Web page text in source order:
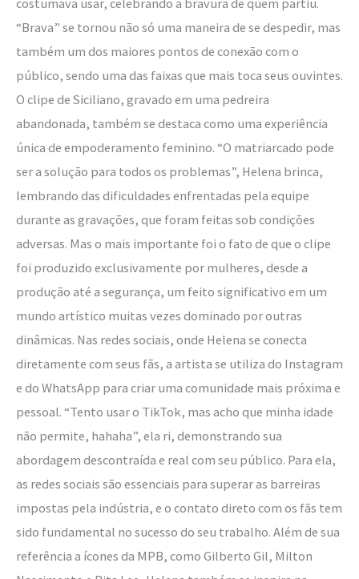
“Brava” se tornou não só uma maneira de se despedir, mas
também um dos maiores pontos de conexão com o
público, sendo uma das faixas que mais toca seus ouvintes.
O clipe de Siciliano, gravado em uma pedreira
abandonada, também se destaca como uma experiência
única de empoderamento feminino. “O matriarcado pode
ser a solução para todos os problemas”, Helena brinca,
lembrando das dificuldades enfrentadas pela equipe
durante as gravações, que foram feitas sob condições
adversas. Mas o mais importante foi o fato de que o clipe
foi produzido exclusivamente por mulheres, desde a
produção até a segurança, um feito significativo em um
mundo artístico muitas vezes dominado por outras
dinâmicas. Nas redes sociais, onde Helena se conecta
diretamente com seus fãs, a artista se utiliza do Instagram
e do WhatsApp para criar uma comunidade mais próxima e
pessoal. “Tento usar o TikTok, mas acho que minha idade
não permite, hahaha”, ela ri, demonstrando sua
abordagem descontraída e real com seu público. Para ela,
as redes sociais são essenciais para superar as barreiras
impostas pela indústria, e o contato direto com os fãs tem
sido fundamental no sucesso do seu trabalho. Além de sua
referência a ícones da MPB, como Gilberto Gil, Milton